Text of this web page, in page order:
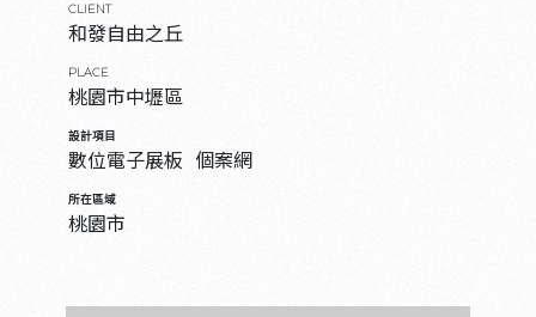
CLIENT
和發自由之丘
PLACE
桃園市中壢區
設計項目
數位電子展板 個案網
所在區域
桃園市